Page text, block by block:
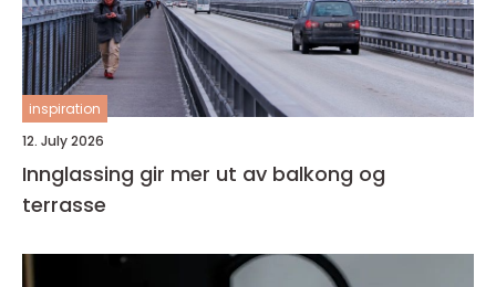
inspiration
12. July 2026
Innglassing gir mer ut av balkong og
terrasse